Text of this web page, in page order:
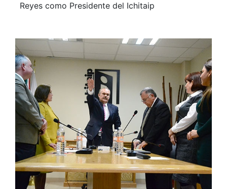
Reyes como Presidente del Ichitaip